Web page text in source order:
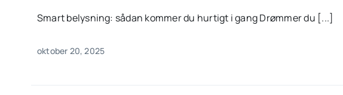
Smart belysning: sådan kommer du hurtigt i gang Drømmer du [...]
oktober 20, 2025